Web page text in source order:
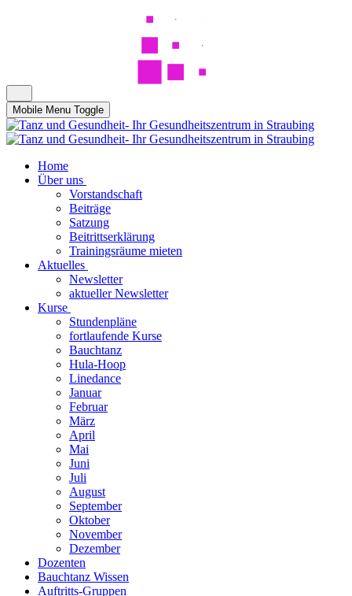
Mobile Menu Toggle
Home
Über uns
Vorstandschaft
Beiträge
Satzung
Beitrittserklärung
Trainingsräume mieten
Aktuelles
Newsletter
aktueller Newsletter
Kurse
Stundenpläne
fortlaufende Kurse
Bauchtanz
Hula-Hoop
Linedance
Januar
Februar
März
April
Mai
Juni
Juli
August
September
Oktober
November
Dezember
Dozenten
Bauchtanz Wissen
Auftritts-Gruppen